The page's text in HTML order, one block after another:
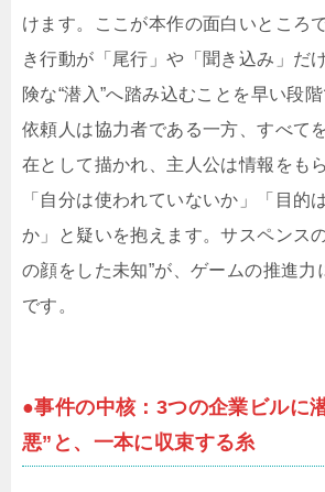
けます。ここが本作の面白いところ
き行動が「尾行」や「聞き込み」だ
険な“潜入”へ踏み込むことを早い段
依頼人は協力者である一方、すべて
在として描かれ、主人公は情報をも
「自分は使われていないか」「目的
か」と疑いを抱えます。サスペンス
の顔をした未知”が、ゲームの推進力
です。
●事件の中核：3つの企業ビルに
悪”と、一本に収束する糸